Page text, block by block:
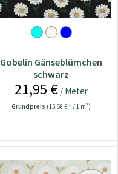
Gobelin Gänseblümchen
schwarz
21,95 € / Meter
Grundpreis (15,68 € * / 1 m²)